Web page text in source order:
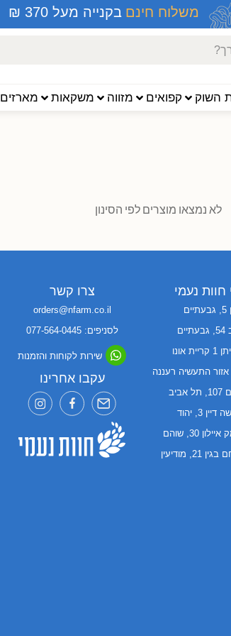
משלוח חינם בקנייה מעל 370 ₪
השוק קפואים מזווה משקאות מארזים
לא נמצאו מוצרים לפי הסינון
חוות נעמי
אונו
3, יהוד
30, שוהם
מודיעין
צרו קשר
orders@nfarm.co.il
לסניפים: 077-564-0445
שירות לקוחות והזמנות
עקבו אחרינו